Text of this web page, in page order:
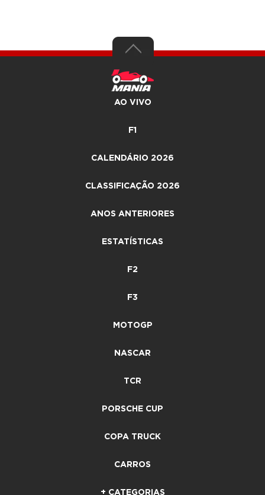
AO VIVO
F1
CALENDÁRIO 2026
CLASSIFICAÇÃO 2026
ANOS ANTERIORES
ESTATÍSTICAS
F2
F3
MOTOGP
NASCAR
TCR
PORSCHE CUP
COPA TRUCK
CARROS
+ CATEGORIAS